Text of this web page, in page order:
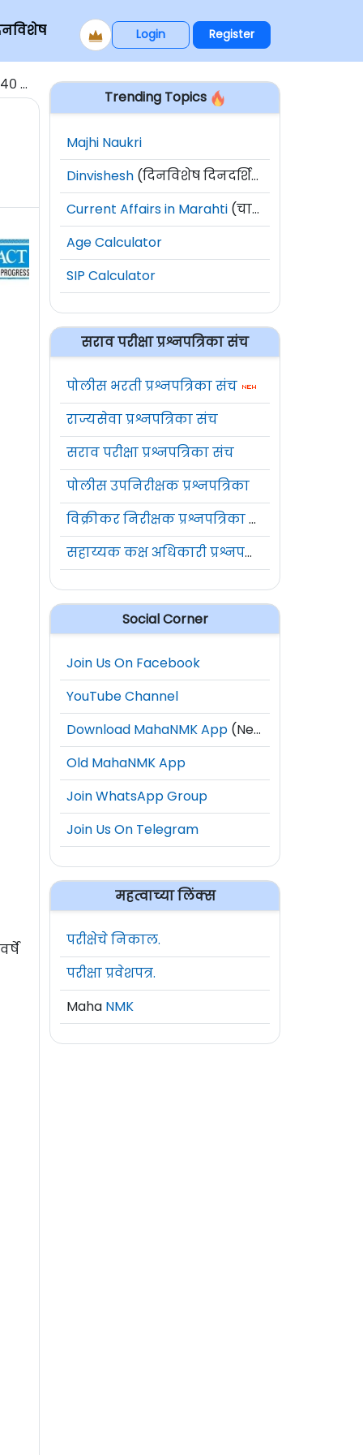
Login Register
Trending Topics
Majhi Naukri
Dinvishesh (दिनविशेष दिनदर्शिका)
Current Affairs in Marahti (चालू घडामोडी)
Age Calculator
SIP Calculator
सराव परीक्षा प्रश्नपत्रिका संच
पोलीस भरती प्रश्नपत्रिका संच
राज्यसेवा प्रश्नपत्रिका संच
सराव परीक्षा प्रश्नपत्रिका संच
पोलीस उपनिरीक्षक प्रश्नपत्रिका
विक्रीकर निरीक्षक प्रश्नपत्रिका संच
सहाय्यक कक्ष अधिकारी प्रश्नपत्रिका संच
Social Corner
Join Us On Facebook
YouTube Channel
Download MahaNMK App (New)
Old MahaNMK App
Join WhatsApp Group
Join Us On Telegram
महत्वाच्या लिंक्स
परीक्षेचे निकाल.
परीक्षा प्रवेशपत्र.
Maha NMK